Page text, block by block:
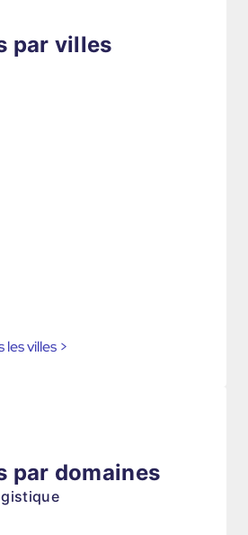
par villes
villes >
par domaines